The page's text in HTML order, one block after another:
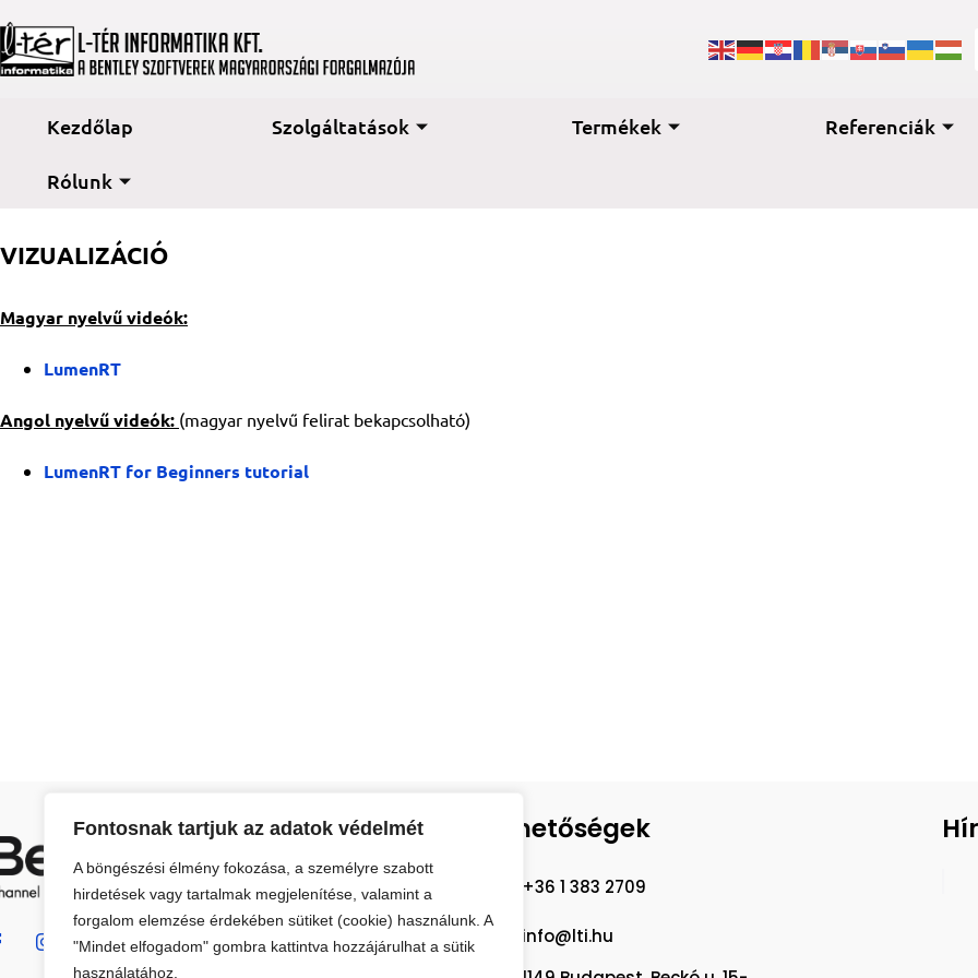
Fontosnak tartjuk az adatok védelmét
A böngészési élmény fokozása, a személyre szabott
hirdetések vagy tartalmak megjelenítése, valamint a
forgalom elemzése érdekében sütiket (cookie) használunk. A
"Mindet elfogadom" gombra kattintva hozzájárulhat a sütik
használatához.
Kezdőlap Szolgáltatások Termékek Referenciák
Rólunk
VIZUALIZÁCIÓ
Magyar nyelvű videók:
LumenRT
Angol nyelvű videók: (magyar nyelvű felirat bekapcsolható)
LumenRT for Beginners tutorial
Elérhetőségek
+36 1 383 2709
info@lti.hu